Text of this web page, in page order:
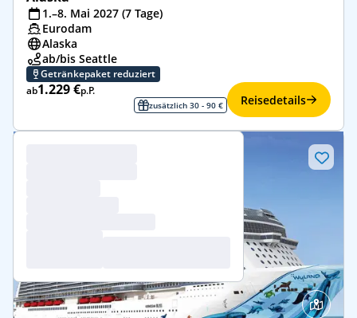
1.–8. Mai 2027 (7 Tage)
Eurodam
Alaska
ab/bis Seattle
Getränkepaket reduziert
ab1.229 €p.P.
zusätzlich 30 - 90 € Reisedetails